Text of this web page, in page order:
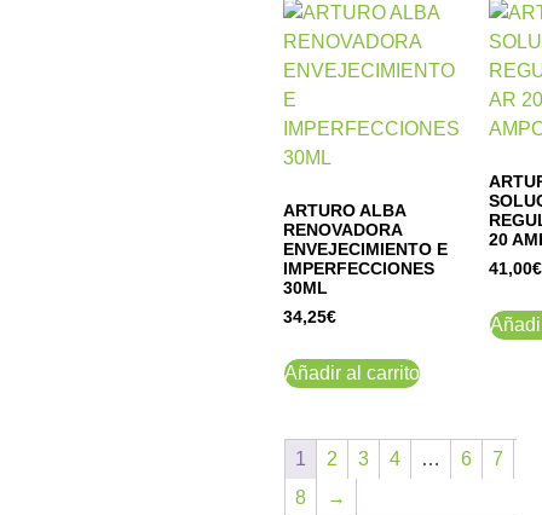
ARTURO ALBA
RENOVADORA
ENVEJECIMIENTO E
IMPERFECCIONES
30ML
34,25€
Añadir al carrito
20
41,00€
1 2 3 4 … 6
7
8
→